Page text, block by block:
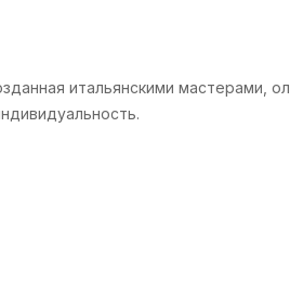
итальянскими мастерами,